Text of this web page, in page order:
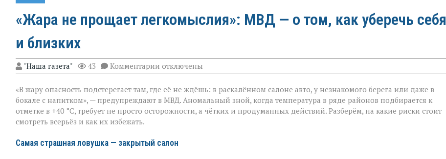
«Жара не прощает легкомыслия»: МВД — о том, как уберечь себя
и близких
"Наша газета" 43 Комментарии к
записи
не
прощает
легкомыслия»:
МВД — о
уберечь
себя
отключены
«В жару опасность подстерегает там, где её не ждёшь: в раскалённом салоне авто, у незнакомого берега или даже в
бокале с напитком», — предупреждают в МВД. Аномальный зной, когда температура в ряде районов подбирается к
отметке в +40 °C, требует не просто осторожности, а чётких и продуманных действий. Разберём, на какие риски стоит
смотреть всерьёз и как их избежать.
Самая страшная ловушка — закрытый салон